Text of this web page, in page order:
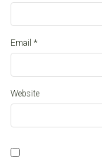
Email *
Website